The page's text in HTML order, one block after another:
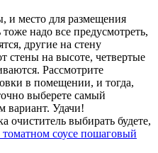
и место для размещения
надо все предусмотреть,
другие на стену
стены на высоте, четвертые
Рассмотрите
в помещении, и тогда,
выберете самый
вариант. Удачи!
очиститель выбирать будете,
томатном соусе пошаговый